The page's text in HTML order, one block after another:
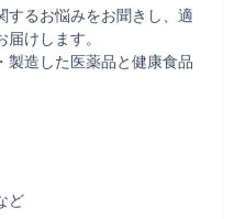
するお悩みをお聞きし、適
けします。
製造した医薬品と健康食品
ど